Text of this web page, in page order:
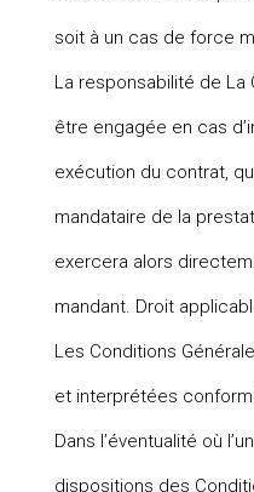
soit à un cas de force
La responsabilité de
être engagée en cas
exécution du contrat,
mandataire de la
exercera alors
mandant. Droit
Les Conditions
et interprétées
Dans l’éventualité où
dispositions des